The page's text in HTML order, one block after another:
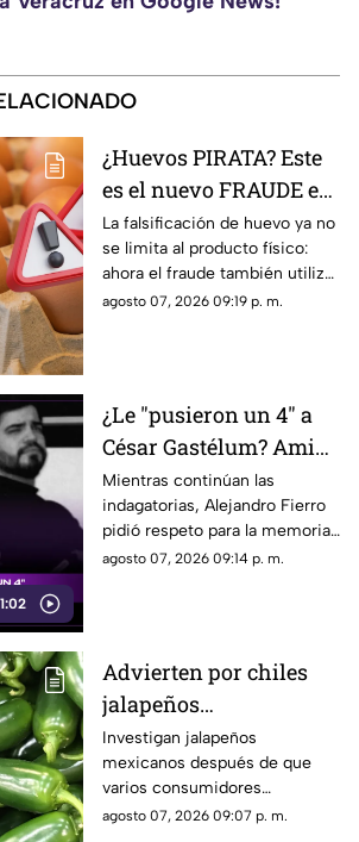
¿Huevos PIRATA? Este
es el nuevo FRAUDE en
las cocinas de México
La falsificación de huevo ya no
se limita al producto físico:
ahora el fraude también utiliza
internet para intentar engañar
agosto 07, 2026 09:19 p. m.
1:02
¿Le "pusieron un 4" a
César Gastélum? Amigo
del influencer rompe el
silencio
Mientras continúan las
indagatorias, Alejandro Fierro
pidió respeto para la memoria
de su amigo y para sus
agosto 07, 2026 09:14 p. m.
Advierten por chiles
jalapeños
CONTAMINADOS de
salmonella; hay más de
300 casos confirmados
Investigan jalapeños
mexicanos después de que
varios consumidores
enfermaran tras consumir
agosto 07, 2026 09:07 p. m.